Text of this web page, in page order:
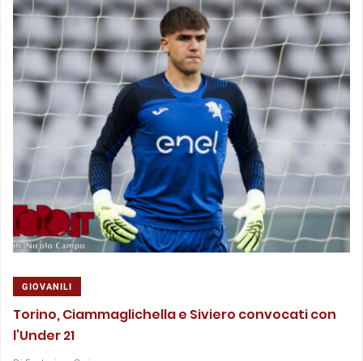
GIOVANILI
Torino, Ciammaglichella e Siviero convocati con
l’Under 21